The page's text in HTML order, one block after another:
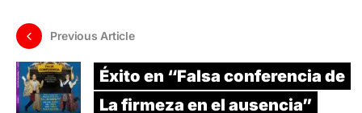
Previous Article
Éxito en “Falsa conferencia de
La firmeza en el ausencia”